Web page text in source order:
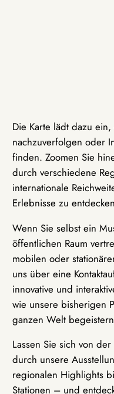
Die Karte lädt dazu
nachzuverfolgen oder
finden. Zoomen Sie
durch verschiedene
internationale
Erlebnisse zu
Wenn Sie selbst ein
öffentlichen Raum
mobilen oder
uns über eine
innovative und
wie unsere bisherigen
ganzen Welt
Lassen Sie sich von
durch unsere
regionalen Highlights
Stationen – und